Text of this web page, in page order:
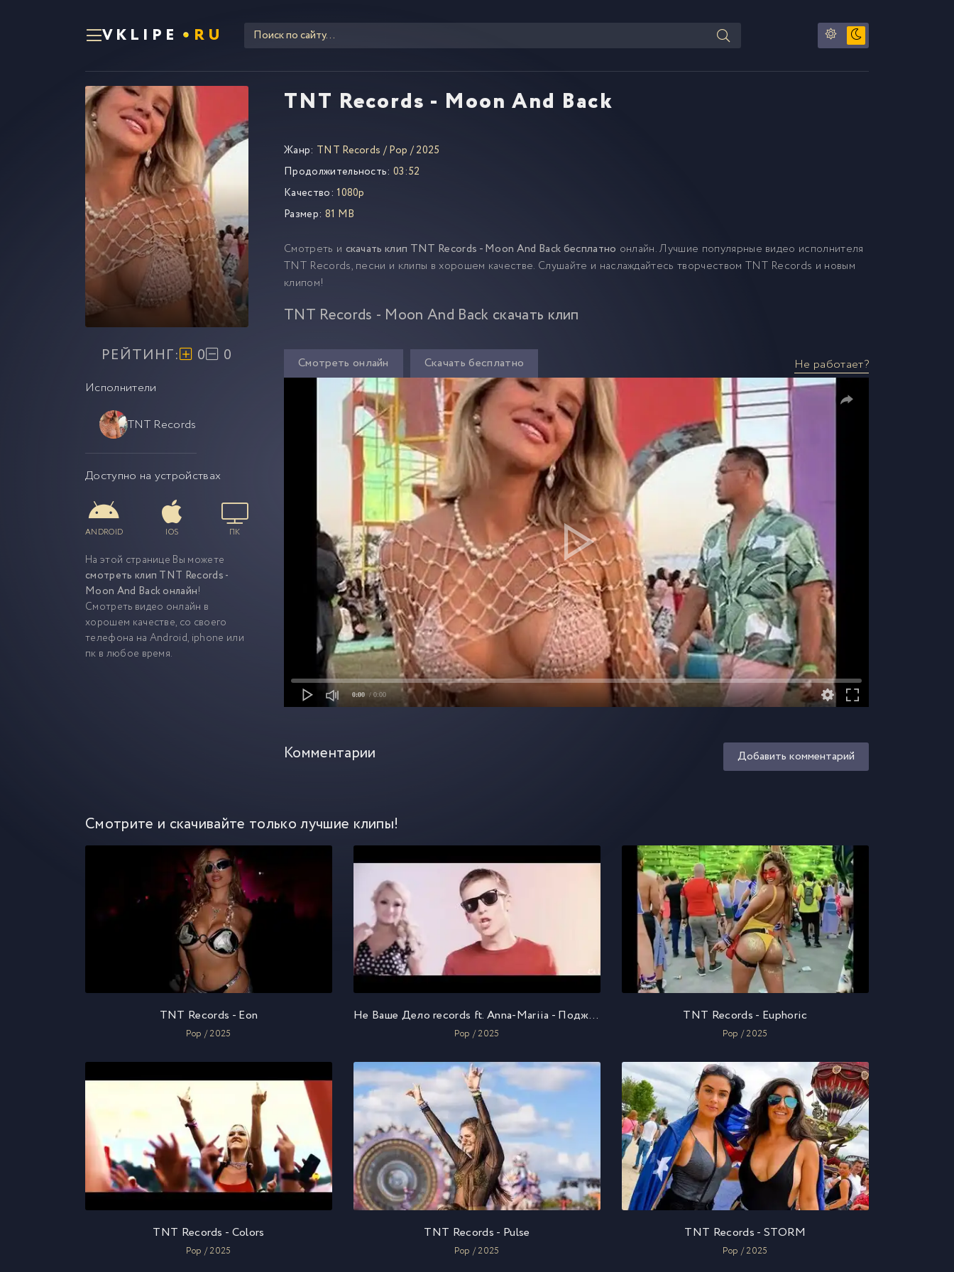
VKLIPE RU
TNT Records - Moon And Back
РЕЙТИНГ: 0 0
Исполнители
TNT Records
Доступно на устройствах
ANDROID IOS ПК
На этой странице Вы можете
смотреть клип TNT Records -
Moon And Back онлайн!
Смотреть видео онлайн в
хорошем качестве, со своего
телефона на Android, iphone или
пк в любое время.
Жанр: TNT Records /Pop /2025
Продолжительность: 03:52
Качество: 1080p
Размер: 81 MB
Смотреть и скачать клип TNT Records - Moon And Back бесплатно онлайн. Лучшие популярные видео исполнителя
TNT Records, песни и клипы в хорошем качестве. Слушайте и наслаждайтесь творчеством TNT Records и новым
клипом!
TNT Records - Moon And Back скачать клип
Смотреть онлайн Скачать бесплатно Не работает?
0:00 / 0:00
Комментарии Добавить комментарий
Смотрите и скачивайте только лучшие клипы!
TNT Records - Eon
Pop / 2025
Не Ваше Дело records ft. Anna-Mariia - Поджигай лето
Pop / 2025
TNT Records - Euphoric
Pop / 2025
TNT Records - Colors
Pop / 2025
TNT Records - Pulse
Pop / 2025
TNT Records - STORM
Pop / 2025